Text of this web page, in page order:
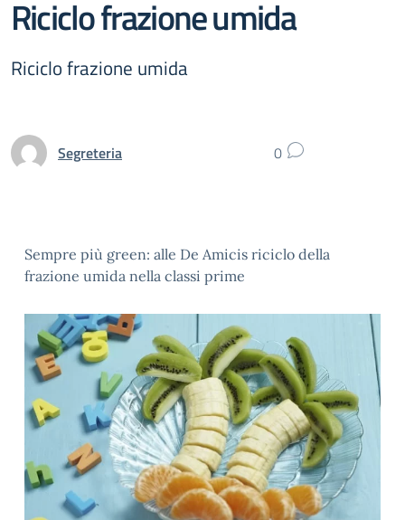
Riciclo frazione umida
Riciclo frazione umida
Segreteria 0
Sempre più green: alle De Amicis riciclo della
frazione umida nella classi prime